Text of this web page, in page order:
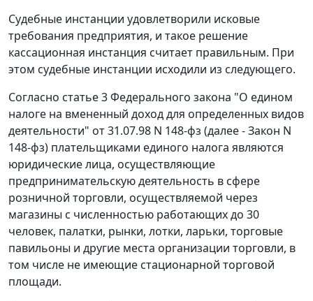
Судебные инстанции удовлетворили исковые
требования предприятия, и такое решение
кассационная инстанция считает правильным. При
этом судебные инстанции исходили из следующего.
Согласно статье 3Федерального закона "О едином
налоге на вмененный доход для определенных видов
деятельности" от 31.07.98 N 148-фз (далее - Закон N
148-фз) плательщиками единого налога являются
юридические лица, осуществляющие
предпринимательскую деятельность в сфере
розничной торговли, осуществляемой через
магазины с численностью работающих до 30
человек, палатки, рынки, лотки, ларьки, торговые
павильоны и другие места организации торговли, в
том числе не имеющие стационарной торговой
площади.